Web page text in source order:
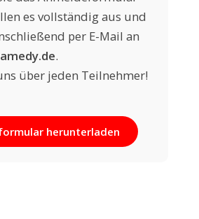
es vollständig aus und
per E-Mail an
.
über jeden Teilnehmer!
herunterladen